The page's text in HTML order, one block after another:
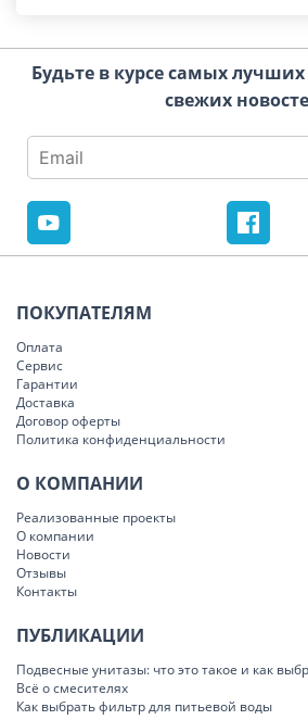
Будьте в курсе самых
свежих
ПОКУПАТЕЛЯМ
Оплата
Сервис
Гарантии
Доставка
Договор оферты
Политика конфиденциальности
О КОМПАНИИ
Реализованные проекты
О компании
Новости
Отзывы
Контакты
ПУБЛИКАЦИИ
Подвесные унитазы: что это такое и как
Всё о смесителях
Как выбрать фильтр для питьевой воды